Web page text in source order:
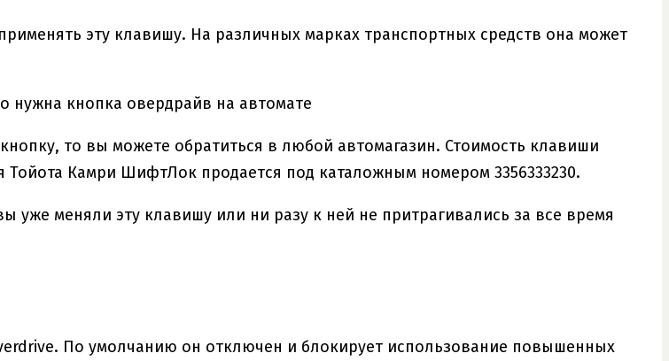
эту клавишу. На различных марках транспортных средств она может
нужна кнопка овердрайв на автомате
то вы можете обратиться в любой автомагазин. Стоимость клавиши
Тойота Камри ШифтЛок продается под каталожным номером 3356333230.
уже меняли эту клавишу или ни разу к ней не притрагивались за все время
По умолчанию он отключен и блокирует использование повышенных